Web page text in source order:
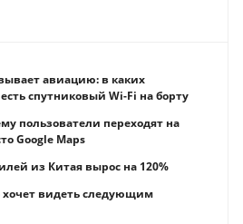
авиацию: в каких
спутниковый Wi-Fi на борту
пользователи переходят на
Google Maps
из Китая вырос на 120%
хочет видеть следующим